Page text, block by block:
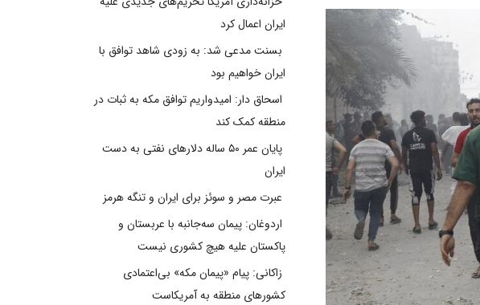
ایران اعمال کرد
بسنت مدعی شد: به زودی شاهد توافق با
ایران خواهیم بود
اسحاق دار: امیدواریم توافق مکه به ثبات در
منطقه کمک کند
پایان عمر ۵۰ ساله دلارهای نفتی به دست
ایران
عبرت مصر و سوئز برای ایران و تنگه هرمز
اردوغان: پیمان سه‌جانبه با عربستان و
پاکستان علیه هیچ کشوری نیست
زاکانی: پیام «پیمان مکه» بی‌اعتمادی
کشورهای منطقه به آمریکاست